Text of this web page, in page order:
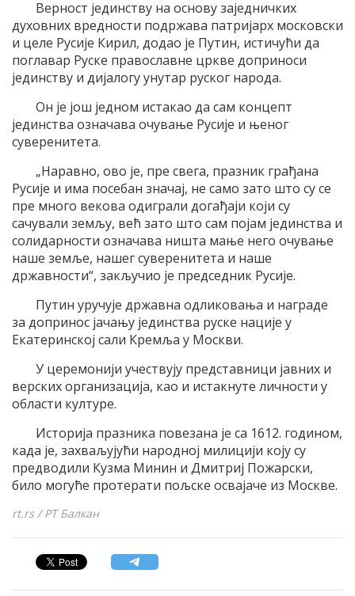
Верност јединству на основу заједничких
духовних вредности подржава патријарх московски
и целе Русије Кирил, додао је Путин, истичући да
поглавар Руске православне цркве доприноси
јединству и дијалогу унутар руског народа.
Он је још једном истакао да сам концепт
јединства означава очување Русије и њеног
суверенитета.
„Наравно, ово је, пре свега, празник грађана
Русије и има посебан значај, не само зато што су се
пре много векова одиграли догађаји који су
сачували земљу, већ зато што сам појам јединства и
солидарности означава ништа мање него очување
наше земље, нашег суверенитета и наше
државности“, закључио је председник Русије.
Путин уручује државна одликовања и награде
за допринос јачању јединства руске нације у
Екатеринској сали Кремља у Москви.
У церемонији учествују представници јавних и
верских организација, као и истакнуте личности у
области културе.
Историја празника повезана је са 1612. годином,
када је, захваљујући народној милицији коју су
предводили Кузма Минин и Дмитриј Пожарски,
било могуће протерати пољске освајаче из Москве.
rt.rs / РТ Балкан